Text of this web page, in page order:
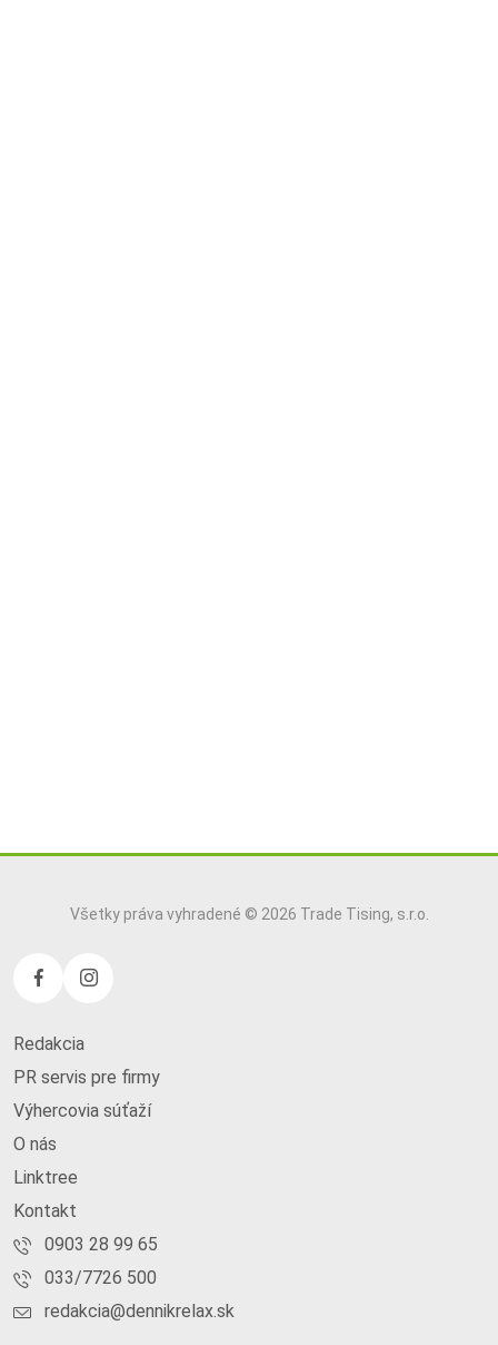
Všetky práva vyhradené © 2026 Trade Tising, s.r.o.
Redakcia
PR servis pre firmy
Výhercovia súťaží
O nás
Linktree
Kontakt
0903 28 99 65
033/7726 500
redakcia@dennikrelax.sk